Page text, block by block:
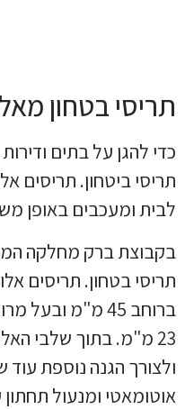
תריסי בטחון
כדי להגן על בתים
תריסי ביטחון. תריסים
לבית ומעכבים באופן
בקבוצת ברק מחלקה
תריסי בטחון. תריסים
ברוחב 45 מ"מ
23 מ"מ. בתוך שלבי
ולצורך הגנה נוספת עוד
אוטומאטי ומנעול